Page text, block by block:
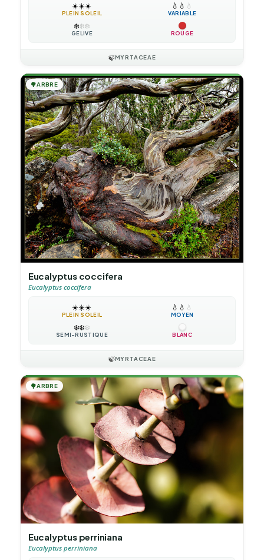
☀️☀️☀️
PLEIN SOLEIL
💧 💧 💧
VARIABLE
❄️❄️❄️
GÉLIVE ROUGE
🍃MYRTACEAE
🌳ARBRE
Eucalyptus coccifera
Eucalyptus coccifera
☀️☀️☀️
PLEIN SOLEIL
💧 💧 💧
MOYEN
❄️❄️❄️
SEMI-RUSTIQUE BLANC
🍃MYRTACEAE
🌳ARBRE
Eucalyptus perriniana
Eucalyptus perriniana